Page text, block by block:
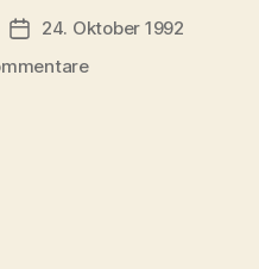
Veröffentlichungsdatum
24. Oktober 1992
zu